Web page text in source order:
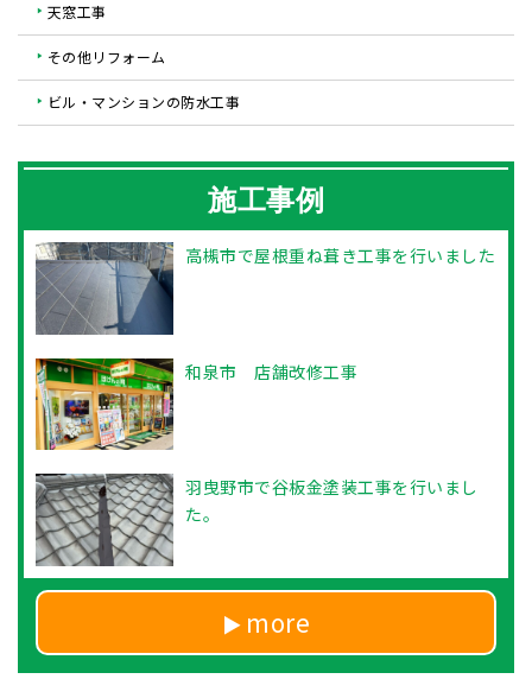
天窓工事
その他リフォーム
ビル・マンションの防水工事
施工事例
高槻市で屋根重ね葺き工事を行いました
和泉市 店舗改修工事
羽曳野市で谷板金塗装工事を行いまし
た。
more